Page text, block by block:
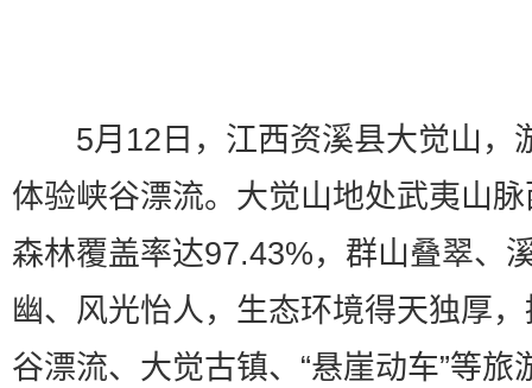
5月12日，江西资溪县大觉山，
体验峡谷漂流。大觉山地处武夷山
森林覆盖率达97.43%，群山叠翠、
幽、风光怡人，生态环境得天独厚
谷漂流、大觉古镇、“悬崖动车”等旅